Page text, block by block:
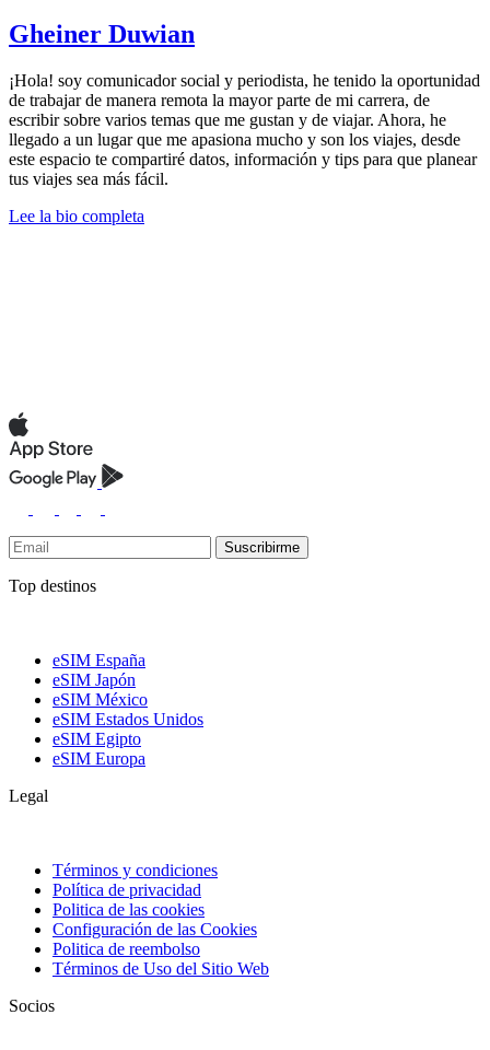
Gheiner Duwian
¡Hola! soy comunicador social y periodista, he tenido la oportunidad
de trabajar de manera remota la mayor parte de mi carrera, de
escribir sobre varios temas que me gustan y de viajar. Ahora, he
llegado a un lugar que me apasiona mucho y son los viajes, desde
este espacio te compartiré datos, información y tips para que planear
tus viajes sea más fácil.
Lee la bio completa
Suscribirme
Top destinos
eSIM España
eSIM Japón
eSIM México
eSIM Estados Unidos
eSIM Egipto
eSIM Europa
Legal
Términos y condiciones
Política de privacidad
Politica de las cookies
Configuración de las Cookies
Politica de reembolso
Términos de Uso del Sitio Web
Socios